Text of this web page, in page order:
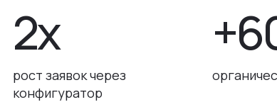
2х
рост заявок через
конфигуратор